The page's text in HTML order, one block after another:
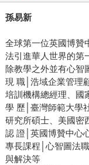
孫易新
全球第一位英國博贊
法引進華人世界的第
除教學之外並有心智
現 職│浩域企業管理
培訓機構總經理、國
學 歷│臺灣師範大學
研究所碩士、美國密
認 證│英國博贊中心
專長課程│心智圖法
與解決等